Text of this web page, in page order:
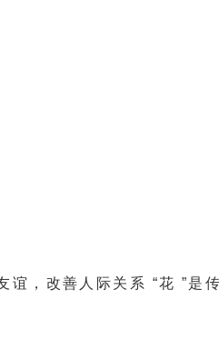
谊，改善人际关系 “花 ”是